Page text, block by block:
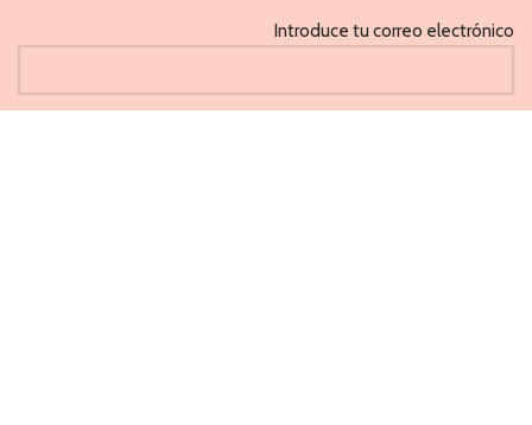
Introduce tu correo electrónico